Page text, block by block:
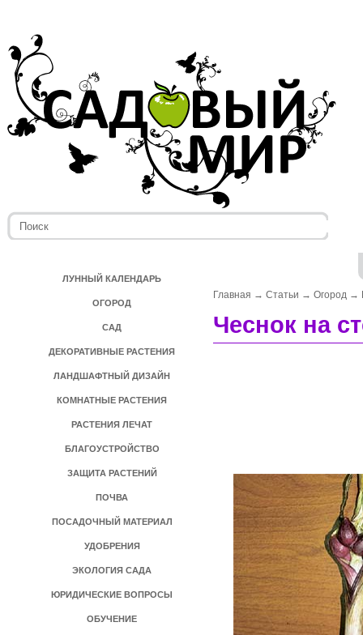
ЛУННЫЙ КАЛЕНДАРЬ
ОГОРОД
САД
ДЕКОРАТИВНЫЕ РАСТЕНИЯ
ЛАНДШАФТНЫЙ ДИЗАЙН
КОМНАТНЫЕ РАСТЕНИЯ
РАСТЕНИЯ ЛЕЧАТ
БЛАГОУСТРОЙСТВО
ЗАЩИТА РАСТЕНИЙ
ПОЧВА
ПОСАДОЧНЫЙ МАТЕРИАЛ
УДОБРЕНИЯ
ЭКОЛОГИЯ САДА
ЮРИДИЧЕСКИЕ ВОПРОСЫ
ОБУЧЕНИЕ
Главная → Статьи → Огород →
Чеснок на